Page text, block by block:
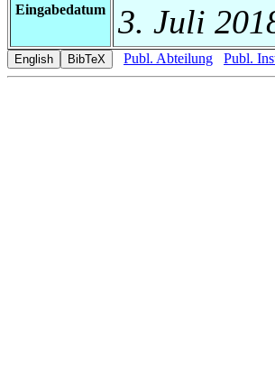
Eingabedatum 3. Juli
Publ. Abteilung Publ.